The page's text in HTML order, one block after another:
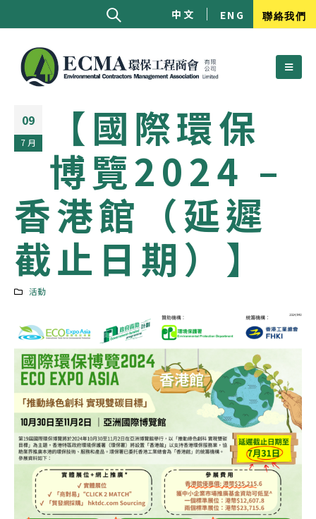
中文 ENG 聯絡我們
09
7 月
【國際環保
博覽2024 –
香港館（延遲
截止日期）】
活動